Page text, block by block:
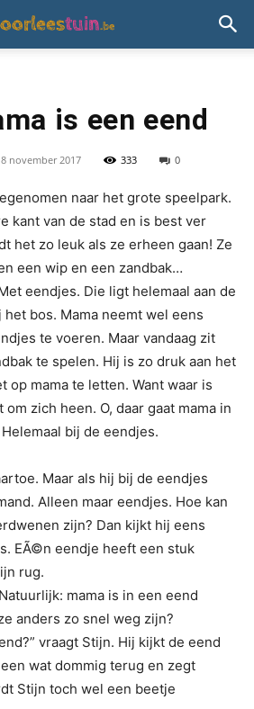
is een eend
8 november 2017 333 0
naar het grote speelpark.
kant van de stad en is best ver
het zo leuk als ze erheen gaan! Ze
een wip en een zandbak…
eendjes. Die ligt helemaal aan de
bos. Mama neemt wel eens
te voeren. Maar vandaag zit
te spelen. Hij is zo druk aan het
op mama te letten. Want waar is
om zich heen. O, daar gaat mama in
bij de eendjes.
Maar als hij bij de eendjes
Alleen maar eendjes. Hoe kan
zijn? Dan kijkt hij eens
EÃ©n eendje heeft een stuk
rug.
mama is in een eend
anders zo snel weg zijn?
vraagt Stijn. Hij kijkt de eend
wat dommig terug en zegt
Stijn toch wel een beetje